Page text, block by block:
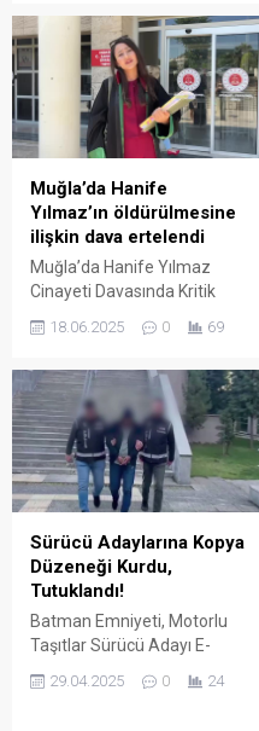
Kılıçdaroğlu'nun gelmesinin
ardından büyük bir iç
çalkantı yaşayan
Cumhuriyet Halk Partisi'nde
(CHP) "yaprak dökümü"
devam ediyor. Kılıçdaroğlu
yönetiminin başlattığı
"arınma ve ihraç" süreci
öncesinde hamle yapan
Ankara Milletvekili Adnan
Beker ile Sakarya Milletvekili
Ümit Dikbayır partiden istifa
etti.
Muğla’da Hanife
Yılmaz’ın öldürülmesine
ilişkin dava ertelendi
Muğla’da Hanife Yılmaz
Cinayeti Davasında Kritik
Süreç: Karar 25 Temmuz’da!
Muğla’nın Menteşe ilçesinde
yaralayan Hanife Yılmaz
cinayeti davasında
dördüncü duruşma sona
erdi. 36 yaşındaki Hanife
Yılmaz’ın yakılarak
öldürülmesiyle suçlanan dini
nikahlı eşi Hasan Bulut‘un
yargılandığı dava, Muğla 3.
Ağır Ceza Mahkemesi’nde
ailesinin avukatı Perihan
Ceviz,...
18.06.2025 0 69
Sürücü Adaylarına Kopya
Düzeneği Kurdu,
Tutuklandı!
Batman Emniyeti, Motorlu
Taşıtlar Sürücü Adayı E-
kurduğu tespit edilen şahsı
29.04.2025 0 24